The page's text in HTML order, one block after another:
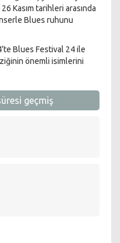
Kasım tarihleri arasında
Blues ruhunu
Blues Festival 24 ile
önemli isimlerini
bu sene
çok kere göğüsleyen
Delta’ya uzanan
Blues
biri haline
eşlik edecek
aldığı müzisyenlik
etkinlik programı
geçmiş